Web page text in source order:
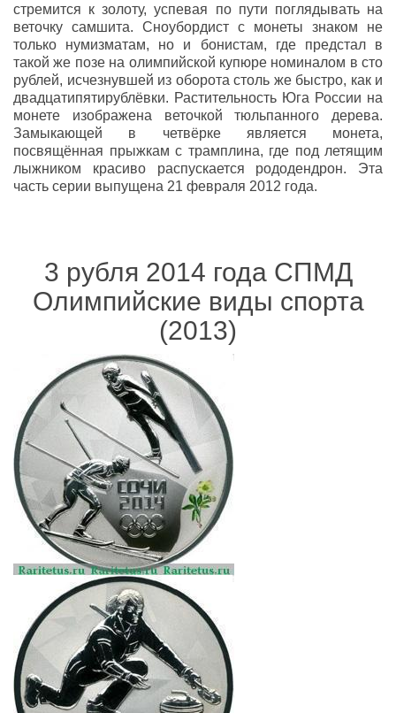
стремится к золоту, успевая по пути поглядывать на
веточку самшита. Сноубордист с монеты знаком не
только нумизматам, но и бонистам, где предстал в
такой же позе на олимпийской купюре номиналом в сто
рублей, исчезнувшей из оборота столь же быстро, как и
двадцатипятирублёвки. Растительность Юга России на
монете изображена веточкой тюльпанного дерева.
Замыкающей в четвёрке является монета,
посвящённая прыжкам с трамплина, где под летящим
лыжником красиво распускается рододендрон. Эта
часть серии выпущена 21 февраля 2012 года.
3 рубля 2014 года СПМД
Олимпийские виды спорта
(2013)